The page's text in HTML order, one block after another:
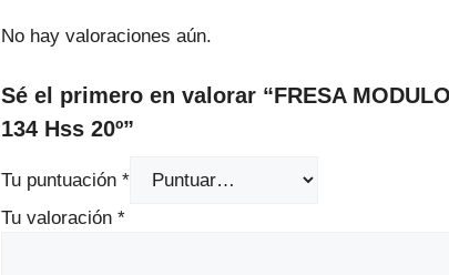
No hay valoraciones aún.
Sé el primero en valorar “FRESA
134 Hss 20º”
Tu puntuación *
Tu valoración *